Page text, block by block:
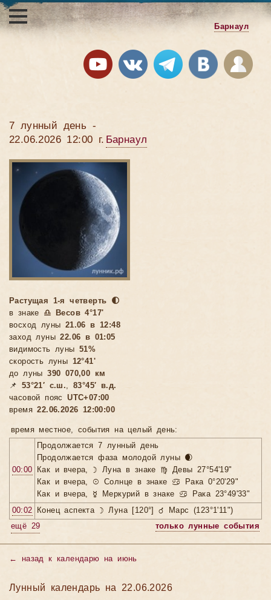
Барнаул
7 лунный день -
22.06.2026 12:00 г. Барнаул
Растущая 1-я четверть 🌓
в знаке ♎ Весов 4°17'
восход луны 21.06 в 12:48
заход луны22.06 в 01:05
видимость луны 51%
скорость луны 12°41'
до луны390 070,00 км
📌 53°21′ с.ш.,83°45′ в.д.
часовой поясUTC+07:00
время22.06.2026 12:00:00
время местное, cобытия на целый день:
00:00
Продолжается 7 лунный день
Продолжается фаза молодой луны 🌒
Как и вчера, ☽ Луна в знаке ♍ Девы 27°54'19"
Как и вчера, ☉ Солнце в знаке ♋ Рака 0°20'29"
Как и вчера, ☿ Меркурий в знаке ♋ Рака 23°49'33"
00:02 Конец аспекта ☽ Луна [120°] ♂ Марс (123°1'11")
ещё 29
только лунные события
← назад к календарю на июнь
Лунный календарь на 22.06.2026